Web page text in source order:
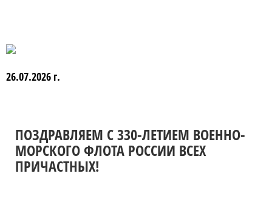
26.07.2026 г.
ПОЗДРАВЛЯЕМ С 330-ЛЕТИЕМ ВОЕННО-
МОРСКОГО ФЛОТА РОССИИ ВСЕХ
ПРИЧАСТНЫХ!